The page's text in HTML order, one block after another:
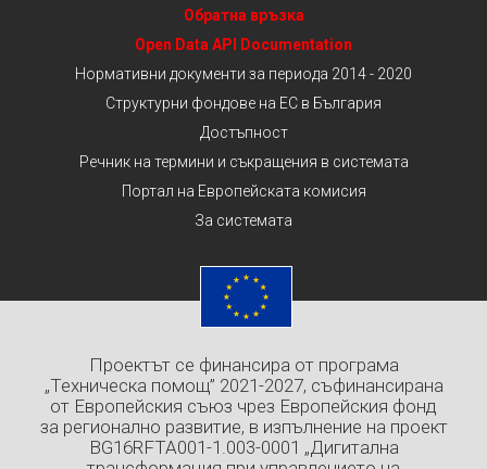
Обратна връзка
Open Data API Documentation
Нормативни документи за периода 2014 - 2020
Структурни фондове на ЕС в България
Достъпност
Речник на термини и съкращения в системата
Портал на Европейската комисия
За системата
Проектът се финансира от програма
„Техническа помощ” 2021-2027, съфинансирана
от Европейския съюз чрез Европейския фонд
за регионално развитие, в изпълнение на проект
BG16RFTA001-1.003-0001 „Дигитална